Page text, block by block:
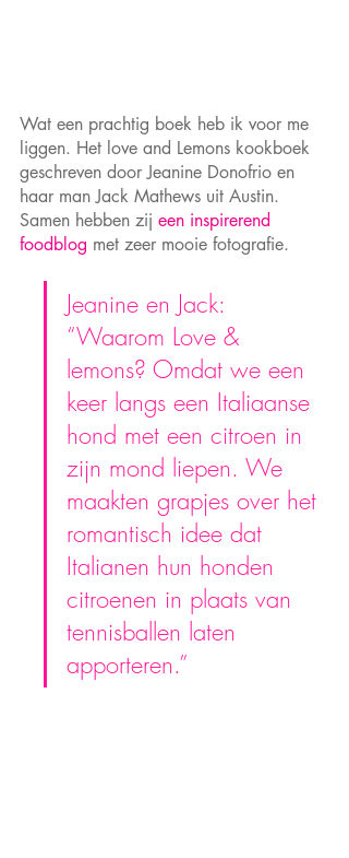
Wat een prachtig boek heb ik voor me
liggen. Het love and Lemons kookboek
geschreven door Jeanine Donofrio en
haar man Jack Mathews uit Austin.
Samen hebben zij een inspirerend
foodblog met zeer mooie fotografie.
Jeanine en Jack:
“Waarom Love &
lemons? Omdat we een
keer langs een Italiaanse
hond met een citroen in
zijn mond liepen. We
maakten grapjes over het
romantisch idee dat
Italianen hun honden
citroenen in plaats van
tennisballen laten
apporteren.”